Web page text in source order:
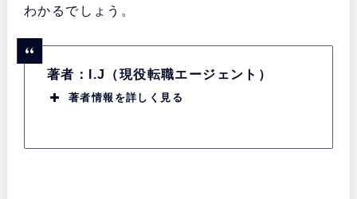
わかるでしょう。
著者：I.J（現役転職エージェント）
著者情報を詳しく見る